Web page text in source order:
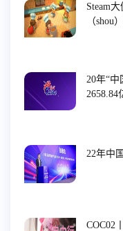
Steam
（shou
20年“
2658.84
22年中
COC02